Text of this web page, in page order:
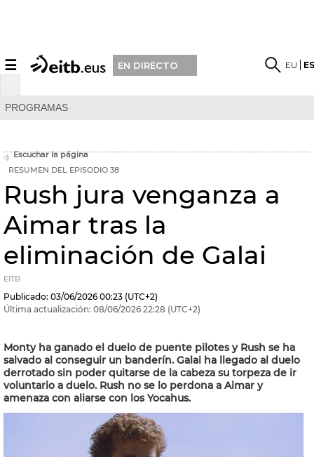
☰ EN DIRECTO EU
PROGRAMAS
Escuchar la página
RESUMEN DEL EPISODIO 38
Rush jura venganza a
Aimar tras la
eliminación de Galai
EITB
Publicado: 03/06/2026 00:23 (UTC+2)
Última actualización: 08/06/2026 22:28 (UTC+2)
Monty ha ganado el duelo de puente pilotes y Rush se ha
salvado al conseguir un banderín. Galai ha llegado al duelo
derrotado sin poder quitarse de la cabeza su torpeza de ir
voluntario a duelo. Rush no se lo perdona a Aimar y
amenaza con aliarse con los Yocahus.